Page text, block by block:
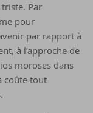
Par
pour
par rapport à
à l’approche de
moroses dans
coûte tout